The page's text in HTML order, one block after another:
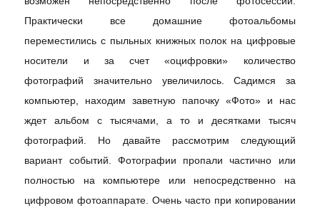
Практически все домашние фотоальбомы
переместились с пыльных книжных полок на цифровые
носители и за счет «оцифровки» количество
фотографий значительно увеличилось. Садимся за
компьютер, находим заветную папочку «Фото» и нас
ждет альбом с тысячами, а то и десятками тысяч
фотографий. Но давайте рассмотрим следующий
вариант событий. Фотографии пропали частично или
полностью на компьютере или непосредственно на
цифровом фотоаппарате. Очень часто при копировании